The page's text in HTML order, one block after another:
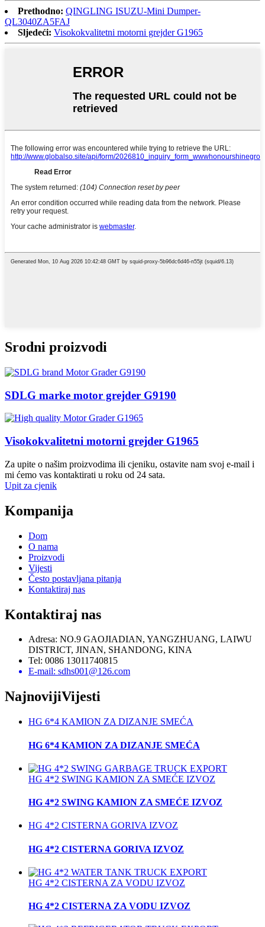
Prethodno: QINGLING ISUZU-Mini Dumper-
QL3040ZA5FAJ
Sljedeći: Visokokvalitetni motorni grejder G1965
Srodni proizvodi
SDLG marke motor grejder G9190
Visokokvalitetni motorni grejder G1965
Za upite o našim proizvodima ili cjeniku, ostavite nam svoj e-mail i
mi ćemo vas kontaktirati u roku od 24 sata.
Upit za cjenik
Kompanija
Dom
O nama
Proizvodi
Vijesti
Često postavljana pitanja
Kontaktiraj nas
Kontaktiraj nas
Adresa: NO.9 GAOJIADIAN, YANGZHUANG, LAIWU
DISTRICT, JINAN, SHANDONG, KINA
Tel: 0086 13011740815
E-mail: sdhs001@126.com
NajnovijiVijesti
HG 6*4 KAMION ZA DIZANJE SMEĆA
HG 6*4 KAMION ZA DIZANJE SMEĆA
HG 4*2 SWING KAMION ZA SMEĆE IZVOZ
HG 4*2 SWING KAMION ZA SMEĆE IZVOZ
HG 4*2 CISTERNA GORIVA IZVOZ
HG 4*2 CISTERNA GORIVA IZVOZ
HG 4*2 CISTERNA ZA VODU IZVOZ
HG 4*2 CISTERNA ZA VODU IZVOZ